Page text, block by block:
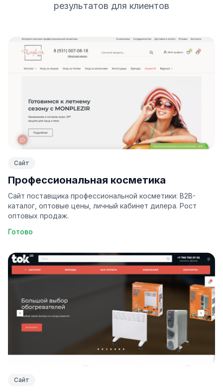
результатов для клиентов
Сайт
Профессиональная косметика
Сайт поставщика профессиональной косметики: B2B-
каталог, оптовые цены, личный кабинет дилера. Рост
оптовых продаж.
Готово
Сайт